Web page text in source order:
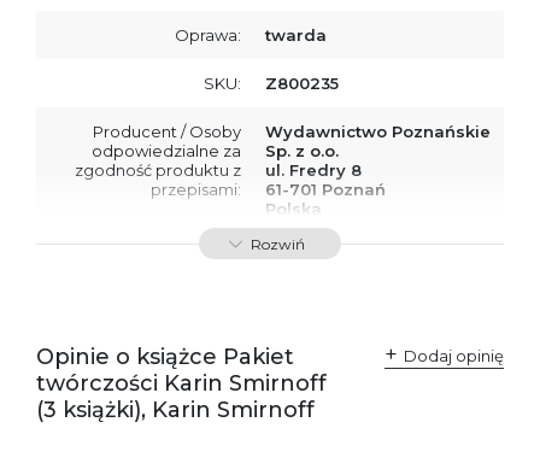
Oprawa: twarda
SKU: Z800235
Producent / Osoby
odpowiedzialne za
zgodność produktu z
przepisami:
Wydawnictwo Poznańskie
Sp. z o.o.
ul. Fredry 8
61-701 Poznań
Polska
kontakt@wydajenamsie.pl
+48 61 623 38 38
Rozwiń
Opinie o książce Pakiet
twórczości Karin Smirnoff
(3 książki), Karin Smirnoff
Dodaj opinię